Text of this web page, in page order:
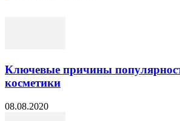
Ключевые причины
косметики
08.08.2020